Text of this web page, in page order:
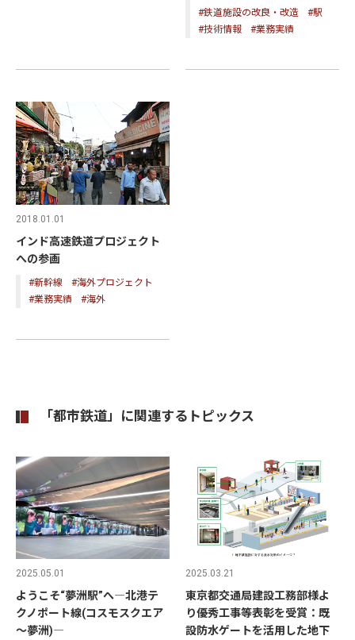
#鉄道施設の改良・改造
#駅
#技術情報
#業務実績
2018.01.01
インド高速鉄道プロジェクト
への参画
#新幹線
#海外プロジェクト
#業務実績
#海外
「都市鉄道」に関連するトピックス
2025.05.01
ようこそ“夢洲駅”へ―北港テ
クノポート線(コスモスクエア
～夢洲)―
2025.03.21
東京都交通局建設工務部様よ
り優秀工事等表彰を受賞：既
設防水ゲートを活用した地下